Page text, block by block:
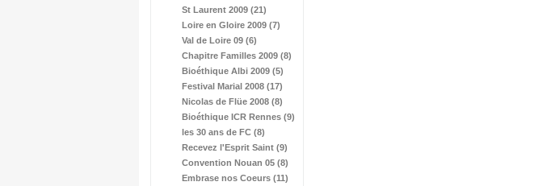
St Laurent 2009 (21)
Loire en Gloire 2009 (7)
Val de Loire 09 (6)
Chapitre Familles 2009 (8)
Bioéthique Albi 2009 (5)
Festival Marial 2008 (17)
Nicolas de Flüe 2008 (8)
Bioéthique ICR Rennes (9)
les 30 ans de FC (8)
Recevez l'Esprit Saint (9)
Convention Nouan 05 (8)
Embrase nos Coeurs (11)